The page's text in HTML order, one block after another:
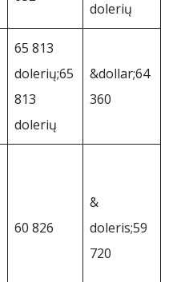
dolerių
65 813
dolerių;65
813
dolerių
&dollar;64
360
60 826
&
doleris;59
720